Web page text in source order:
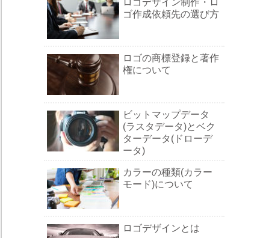
ロゴデザイン制作・ロ
ゴ作成依頼先の選び方
ロゴの商標登録と著作
権について
ビットマップデータ
(ラスタデータ)とベク
ターデータ(ドローデ
ータ)
カラーの種類(カラー
モード)について
ロゴデザインとは